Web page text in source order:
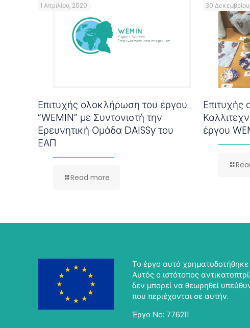
1 Απριλίου, 2020
Επιτυχής ολοκλήρωση του έργου
“WEMIN” με Συντονιστή την
Ερευνητική Ομάδα DAISSy του
ΕΑΠ
Read more
30
έργου
Το έργο αυτό
Αυτός ο ιστότοπος
δεν μπορεί να θεωρηθεί
που περιέχονται σε αυτήν.
Έργο Νο: 776211